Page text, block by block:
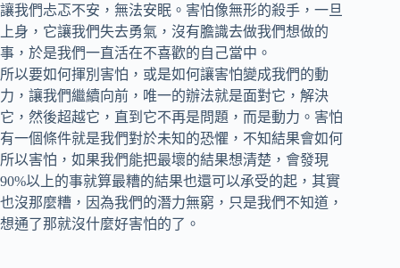
讓我們忐忑不安，無法安眠。害怕像無形的殺手，一旦
上身，它讓我們失去勇氣，沒有膽識去做我們想做的
事，於是我們一直活在不喜歡的自己當中。
所以要如何揮別害怕，或是如何讓害怕變成我們的動
力，讓我們繼續向前，唯一的辦法就是面對它，解決
它，然後超越它，直到它不再是問題，而是動力。害怕
有一個條件就是我們對於未知的恐懼，不知結果會如何
所以害怕，如果我們能把最壞的結果想清楚，會發現
90%以上的事就算最糟的結果也還可以承受的起，其實
也沒那麼糟，因為我們的潛力無窮，只是我們不知道，
想通了那就沒什麼好害怕的了。